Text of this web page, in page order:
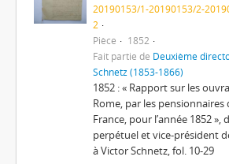
20190153/1-20190153/2-
2
Pièce
1852
Fait partie de Deuxième
Schnetz (1853-1866)
1852 : « Rapport sur les
Rome, par les pensionnaires
France, pour l’année 1852 »,
perpétuel et vice-président
à Victor Schnetz, fol. 10-29